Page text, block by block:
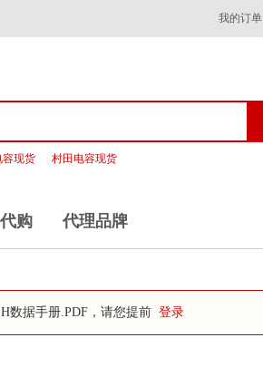
我的订单
容现货 村田电容现货
购 代理品牌
数据手册.PDF，请您提前 登录